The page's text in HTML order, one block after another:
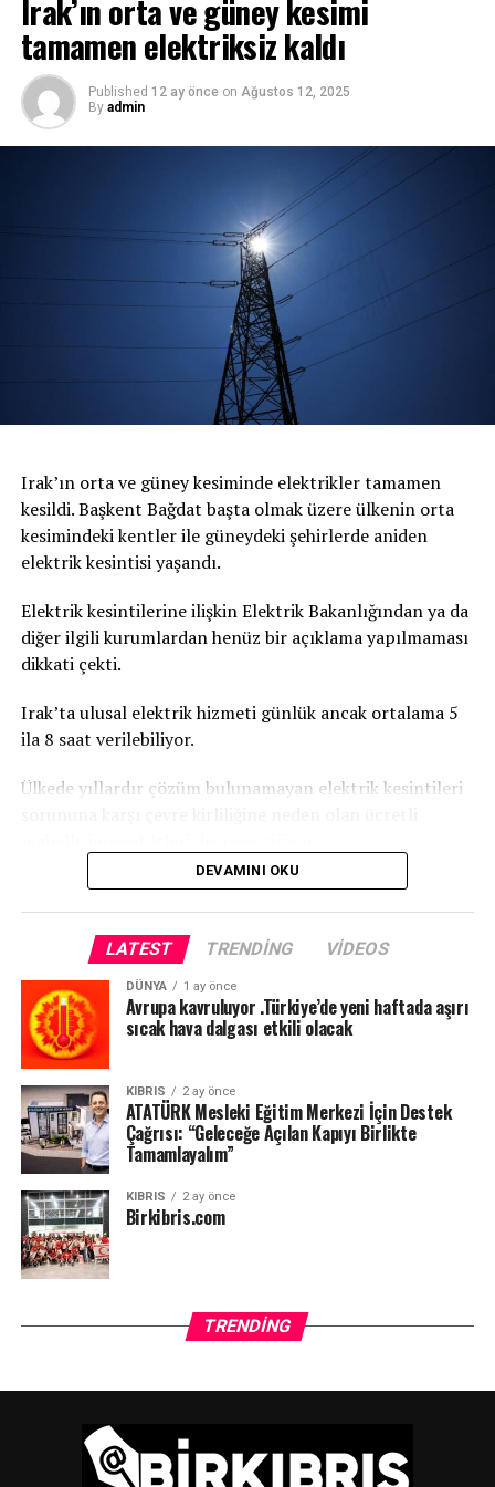
Irak’ın orta ve güney kesimi
tamamen elektriksiz kaldı
Published 12 ay önce on Ağustos 12, 2025
By admin
Irak’ın orta ve güney kesiminde elektrikler tamamen
kesildi. Başkent Bağdat başta olmak üzere ülkenin orta
kesimindeki kentler ile güneydeki şehirlerde aniden
elektrik kesintisi yaşandı.
Elektrik kesintilerine ilişkin Elektrik Bakanlığından ya da
diğer ilgili kurumlardan henüz bir açıklama yapılmaması
dikkati çekti.
Irak’ta ulusal elektrik hizmeti günlük ancak ortalama 5
ila 8 saat verilebiliyor.
Ülkede yıllardır çözüm bulunamayan elektrik kesintileri
DEVAMINI OKU
LATEST TRENDING VIDEOS
DÜNYA 1 ay önce
Avrupa kavruluyor .Türkiye’de yeni haftada aşırı
sıcak hava dalgası etkili olacak
KIBRIS 2 ay önce
ATATÜRK Mesleki Eğitim Merkezi İçin Destek
Çağrısı: “Geleceğe Açılan Kapıyı Birlikte
Tamamlayalım”
KIBRIS 2 ay önce
Birkibris.com
TRENDING